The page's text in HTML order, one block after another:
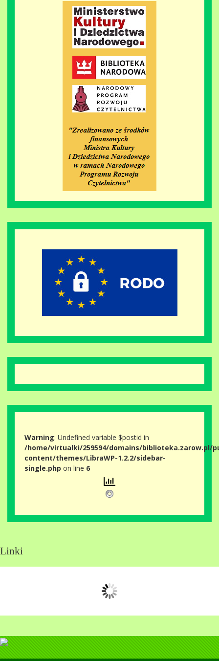
Warning: Undefined variable $postid in
/home/virtualki/259594/domains/biblioteka.zarow.pl/
content/themes/LibraWP-1.2.2/sidebar-
single.php on line 6
Linki